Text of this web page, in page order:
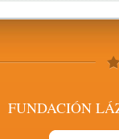
FUNDACIÓN